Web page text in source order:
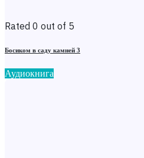
Rated 0 out of 5
Босиком в саду камней 3
Аудиокнига